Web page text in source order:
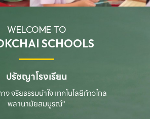
WELCOME TO
SCHOOLS
ปรัชญาโรงเรียน
ง จริยธรรมนำใจ เทคโนโลยีก้าวไกล
พลานามัยสมบูรณ์”